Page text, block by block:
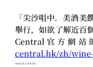
「尖沙咀中．美酒美
舉行，如欲了解近百
Central官方網
central.hk/zh/
30/9/25 上午4:00